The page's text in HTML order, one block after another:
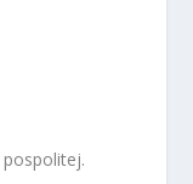
pospolitej.